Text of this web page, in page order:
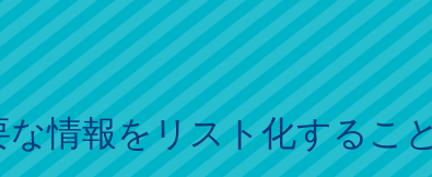
な情報をリスト化するこ